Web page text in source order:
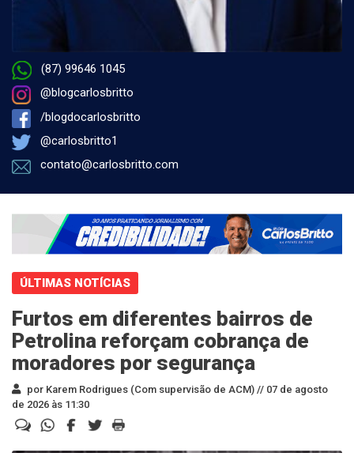
(87) 99646 1045
@blogcarlosbritto
/blogdocarlosbritto
@carlosbritto1
contato@carlosbritto.com
ÚLTIMAS NOTÍCIAS
Furtos em diferentes bairros de
Petrolina reforçam cobrança de
moradores por segurança
por Karem Rodrigues (Com supervisão de ACM) // 07 de agosto
de 2026 às 11:30